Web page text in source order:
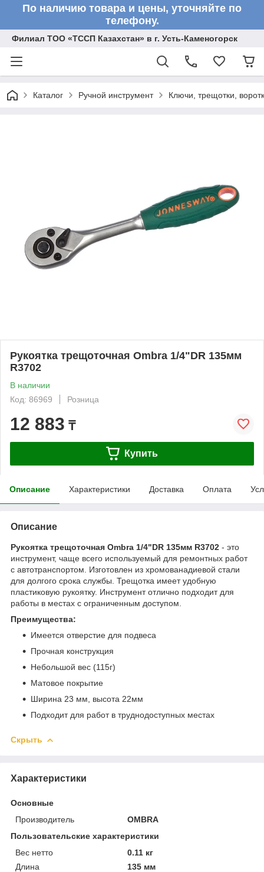
По наличию товара и цены, уточняйте по
телефону.
Филиал ТОО «ТССП Казахстан» в г. Усть-Каменогорск
Каталог Ручной инструмент Ключи, трещотки,
Рукоятка трещоточная Ombra 1/4"DR 135мм
R3702
В наличии
Код: 86969
Розница
12 883 ₸
Купить
Описание Характеристики Доставка Оплата
Описание
Рукоятка трещоточная Ombra 1/4"DR 135мм R3702 - это
инструмент, чаще всего используемый для ремонтных работ
с автотранспортом. Изготовлен из хромованадиевой стали
для долгого срока службы. Трещотка имеет удобную
пластиковую рукоятку. Инструмент отлично подходит для
работы в местах с ограниченным доступом.
Преимущества:
Имеется отверстие для подвеса
Прочная конструкция
Небольшой вес (115г)
Матовое покрытие
Ширина 23 мм, высота 22мм
Подходит для работ в труднодоступных местах
Скрыть
Характеристики
Основные
Производитель
OMBRA
Пользовательские характеристики
Вес нетто
0.11 кг
Длина
135 мм